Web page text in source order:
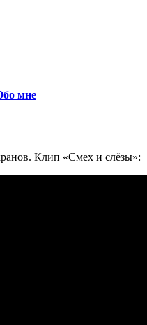
мне
Клип «Смех и слёзы»: